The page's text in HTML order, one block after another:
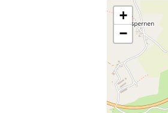
Ne pas
+
−